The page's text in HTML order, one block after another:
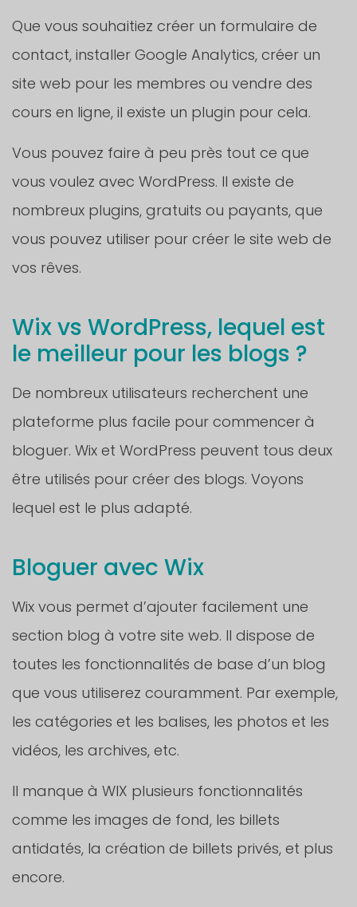
Que vous souhaitiez créer un formulaire de
contact, installer Google Analytics, créer un
site web pour les membres ou vendre des
cours en ligne, il existe un plugin pour cela.
Vous pouvez faire à peu près tout ce que
vous voulez avec WordPress. Il existe de
nombreux plugins, gratuits ou payants, que
vous pouvez utiliser pour créer le site web de
vos rêves.
Wix vs WordPress, lequel est
le meilleur pour les blogs ?
De nombreux utilisateurs recherchent une
plateforme plus facile pour commencer à
bloguer. Wix et WordPress peuvent tous deux
être utilisés pour créer des blogs. Voyons
lequel est le plus adapté.
Bloguer avec Wix
Wix vous permet d’ajouter facilement une
section blog à votre site web. Il dispose de
toutes les fonctionnalités de base d’un blog
que vous utiliserez couramment. Par exemple,
les catégories et les balises, les photos et les
vidéos, les archives, etc.
Il manque à WIX plusieurs fonctionnalités
comme les images de fond, les billets
antidatés, la création de billets privés, et plus
encore.